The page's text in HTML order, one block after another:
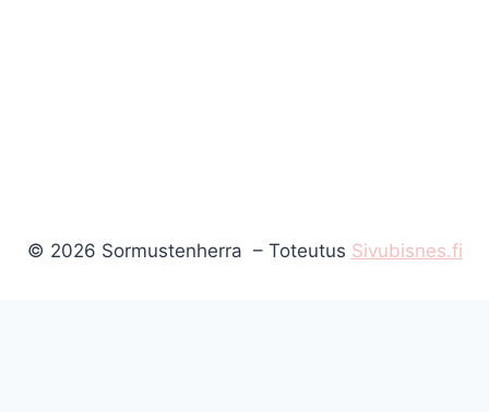
© 2026 Sormustenherra – Toteutus Sivubisnes.fi